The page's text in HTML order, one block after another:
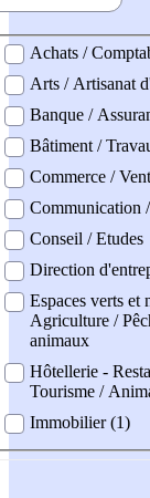
professionel
Achats /
Arts / Artisanat
Banque /
Bâtiment /
Commerce /
Communication
Conseil / Etudes
Direction
Espaces verts et
Agriculture /
animaux
Hôtellerie -
Tourisme /
Immobilier (1)